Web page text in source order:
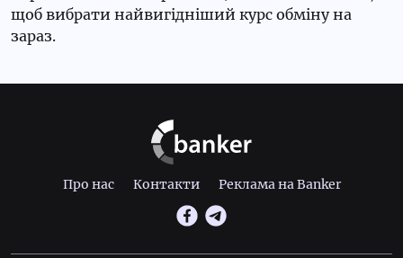
щоб вибрати найвигідніший курс обміну на
зараз.
Про нас Контакти Реклама на Banker